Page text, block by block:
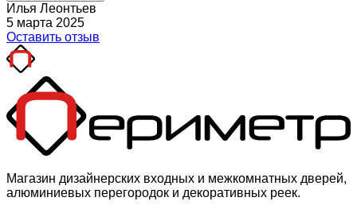
Илья Леонтьев
5 марта 2025
Оставить отзыв
Магазин дизайнерских входных и межкомнатных дверей,
алюминиевых перегородок и декоративных реек.